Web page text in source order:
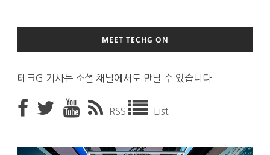
MEET TECHG ON
테크G 기사는 소셜 채널에서도 만날 수 있습니다.
RSS List